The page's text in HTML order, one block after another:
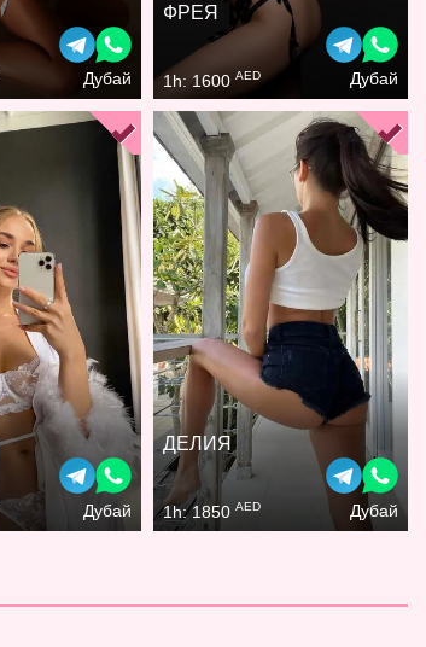
Дубай
ФРЕЯ
1h: 1600AED Дубай
Дубай
ДЕЛИЯ
1h: 1850AED Дубай